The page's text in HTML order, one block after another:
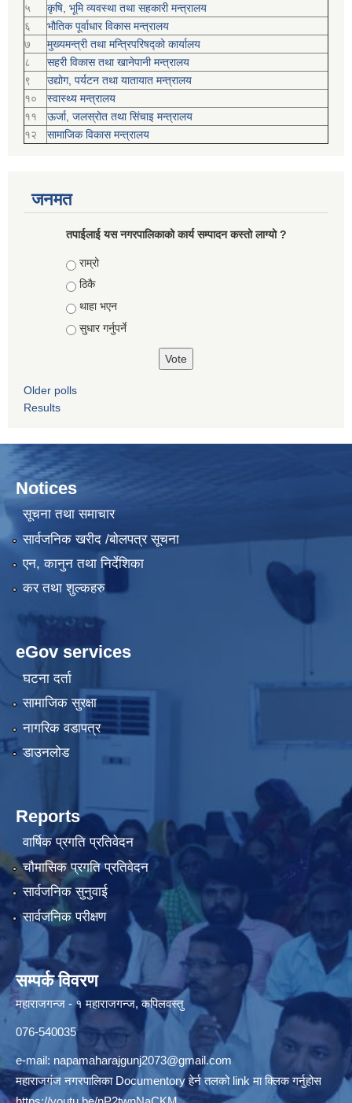
५
कृषि, भूमि व्यवस्था तथा सहकारी मन्त्रालय
६
भौतिक पूर्वाधार विकास मन्त्रालय
७
मुख्यमन्त्री तथा मन्त्रिपरिषद्को कार्यालय
८
सहरी विकास तथा खानेपानी मन्त्रालय
९
उद्योग, पर्यटन तथा यातायात मन्त्रालय
१०
स्वास्थ्य मन्त्रालय
११
ऊर्जा, जलस्रोत तथा सिंचाइ मन्त्रालय
१२
सामाजिक विकास मन्‍‍त्रालय
जनमत
तपाईलाई यस नगरपालिकाको कार्य सम्पादन कस्तो लाग्यो ?
Choices
राम्रो
ठिकै
थाहा भएन
सुधार गर्नुपर्ने
Older polls
Results
Notices
सूचना तथा समाचार
सार्वजनिक खरीद /बोलपत्र सूचना
एन, कानुन तथा निर्देशिका
कर तथा शुल्कहरु
eGov services
घटना दर्ता
सामाजिक सुरक्षा
नागरिक वडापत्र
डाउनलोड
Reports
वार्षिक प्रगति प्रतिवेदन
चौमासिक प्रगति प्रतिवेदन
सार्वजनिक सुनुवाई
सार्वजनिक परीक्षण
सम्पर्क विवरण
महाराजगन्ज - १ महाराजगन्ज, कपिलवस्तु
076-540035
e-mail: napamaharajgunj2073@gmail.com
महाराजगंज नगरपालिका Documentory हेर्न तलको link मा क्लिक गर्नुहोस